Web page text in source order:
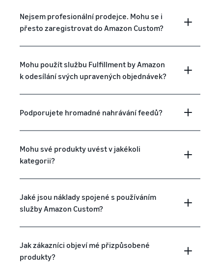
Nejsem profesionální prodejce. Mohu se i
přesto zaregistrovat do Amazon Custom?
Mohu použít službu Fulfillment by Amazon
k odesílání svých upravených objednávek?
Podporujete hromadné nahrávání feedů?
Mohu své produkty uvést v jakékoli
kategorii?
Jaké jsou náklady spojené s používáním
služby Amazon Custom?
Jak zákazníci objeví mé přizpůsobené
produkty?